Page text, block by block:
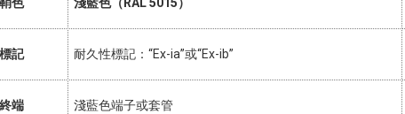
鞘色 淺藍色（RAL 5015）
標記 耐久性標記：“Ex-ia”或“Ex-ib”
終端 淺藍色端子或套管